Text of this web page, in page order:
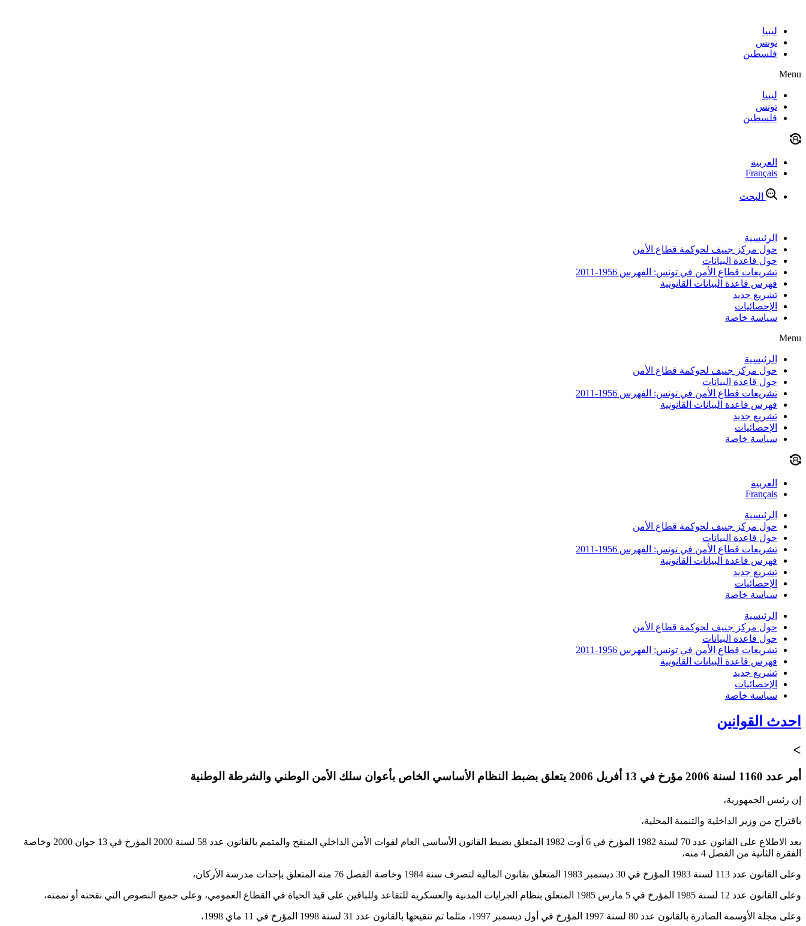
contentليبيا
تونس
فلسطين
Menu
ليبيا
تونس
فلسطين
العربية
Français
البحث
الرئيسية
حول مركز جنيف لحوكمة قطاع الأمن
حول قاعدة البيانات
تشريعات قطاع الأمن في تونس: الفهرس 1956-2011
فهرس قاعدة البيانات القانونية
تشريع جديد
الإحصائيات
سياسة خاصة
Menu
الرئيسية
حول مركز جنيف لحوكمة قطاع الأمن
حول قاعدة البيانات
تشريعات قطاع الأمن في تونس: الفهرس 1956-2011
فهرس قاعدة البيانات القانونية
تشريع جديد
الإحصائيات
سياسة خاصة
العربية
Français
الرئيسية
حول مركز جنيف لحوكمة قطاع الأمن
حول قاعدة البيانات
تشريعات قطاع الأمن في تونس: الفهرس 1956-2011
فهرس قاعدة البيانات القانونية
تشريع جديد
الإحصائيات
سياسة خاصة
الرئيسية
حول مركز جنيف لحوكمة قطاع الأمن
حول قاعدة البيانات
تشريعات قطاع الأمن في تونس: الفهرس 1956-2011
فهرس قاعدة البيانات القانونية
تشريع جديد
الإحصائيات
سياسة خاصة
احدث القوانين
>
أمر عدد 1160 لسنة 2006 مؤرخ في 13 أفريل 2006 يتعلق بضبط النظام الأساسي الخاص بأعوان سلك الأمن الوطني والشرطة الوطنية
إن رئيس الجمهورية،
باقتراح من وزير الداخلية والتنمية المحلية،
بعد الاطلاع على القانون عدد 70 لسنة 1982 المؤرخ في 6 أوت 1982 المتعلق بضبط القانون الأساسي العام لقوات الأمن الداخلي المنقح والمتمم بالقانون عدد 58 لسنة 2000 المؤرخ في 13 جوان 2000 وخاصة
الفقرة الثانية من الفصل 4 منه،
وعلى القانون عدد 113 لسنة 1983 المؤرخ في 30 ديسمبر 1983 المتعلق بقانون المالية لتصرف سنة 1984 وخاصة الفصل 76 منه المتعلق بإحداث مدرسة الأركان،
وعلى القانون عدد 12 لسنة 1985 المؤرخ في 5 مارس 1985 المتعلق بنظام الجرايات المدنية والعسكرية للتقاعد وللباقين على قيد الحياة في القطاع العمومي، وعلى جميع النصوص التي نقحته أو تممته،
وعلى مجلة الأوسمة الصادرة بالقانون عدد 80 لسنة 1997 المؤرخ في أول ديسمبر 1997، مثلما تم تنقيحها بالقانون عدد 31 لسنة 1998 المؤرخ في 11 ماي 1998،